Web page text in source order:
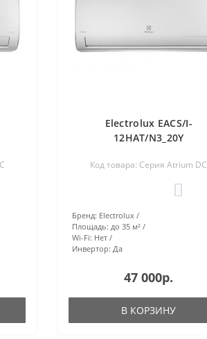
Electrolux EACS/I-
12HAT/N3_20Y
Код товара: Серия Atrium DC
Бренд: Electrolux
Площадь: до 35 м²
Wi-Fi: Нет
Инвертор: Да
47 000р.
В КОРЗИНУ